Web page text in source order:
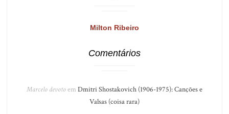
Milton Ribeiro
Comentários
Marcelo devotoem Dmitri Shostakovich (1906-1975): Canções e
Valsas (coisa rara)